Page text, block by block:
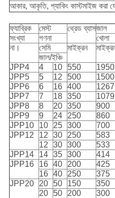
আকার, আকৃতি, প্যাকিং কাস্টমাইজ করা
ফ্যাব্রিক মেস্ট থ্রেড ব্যাসজাল
সংখ্যা
গণনা খোলা
না।
সেমি মাইক্রন
জাল/ইঞ্চি
JPP4
4 10 550 1950
JPP5
5 12 500 1500
JPP6
6 16 400 1267
JPP7
7 18 350 1079
JPP8
8 20 350 900
JPP9
9 24 250 860
JPP10
10 25 300 700
JPP12
12 30 250 583
12
30 300 533
JPP14
14 35 300 414
JPP16
16 40 200 425
16 40 250 375
JPP20 20 50 150 350
20
50 200 300